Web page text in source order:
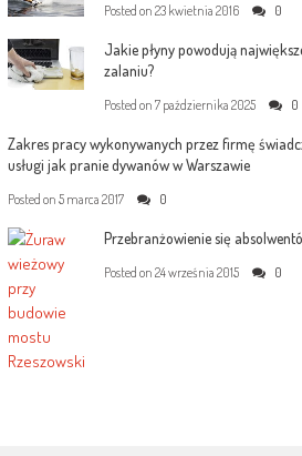
Posted on 23 kwietnia 2016 0
Jakie płyny powodują
zalaniu?
Posted on 7 października 2025 0
Zakres pracy wykonywanych przez firmę
usługi jak pranie dywanów w Warszawie
Posted on 5 marca 2017 0
Przebranżowienie się
Posted on 24 września 2015 0